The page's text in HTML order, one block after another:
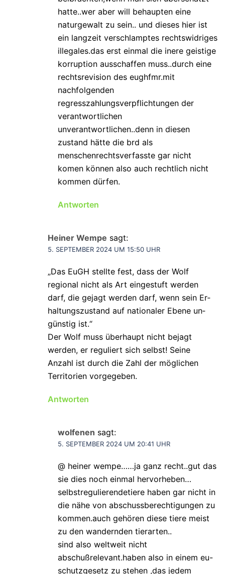
hatte..wer aber will behaupten eine
naturgewalt zu sein.. und dieses hier ist
ein langzeit verschlamptes rechtswidriges
illegales.das erst einmal die inere geistige
korruption ausschaffen muss..durch eine
rechtsrevision des eughfmr.mit
nachfolgenden
regresszahlungsverpflichtungen der
verantwortlichen
unverantwortlichen..denn in diesen
zustand hätte die brd als
menschenrechtsverfasste gar nicht
komen können also auch rechtlich nicht
kommen dürfen.
Antworten
Heiner Wempe sagt:
5. SEPTEMBER 2024 UM 15:50 UHR
„Das EuGH stellte fest, dass der Wolf
regional nicht als Art ein­ge­stuft wer­den
darf, die ge­jagt wer­den darf, wenn sein Er­
hal­tungs­zu­stand auf na­tio­na­ler Ebene un­
güns­tig ist.“
Der Wolf muss überhaupt nicht bejagt
werden, er reguliert sich selbst! Seine
Anzahl ist durch die Zahl der möglichen
Territorien vorgegeben.
Antworten
wolfenen sagt:
5. SEPTEMBER 2024 UM 20:41 UHR
@ heiner wempe……ja ganz recht..gut das
sie dies noch einmal hervorheben…
selbstregulierendetiere haben gar nicht in
die nähe von abschussberechtigungen zu
kommen.auch gehören diese tiere meist
zu den wandernden tierarten..
sind also weltweit nicht
abschußrelevant.haben also in einem eu-
schutzgesetz zu stehen ,das jedem